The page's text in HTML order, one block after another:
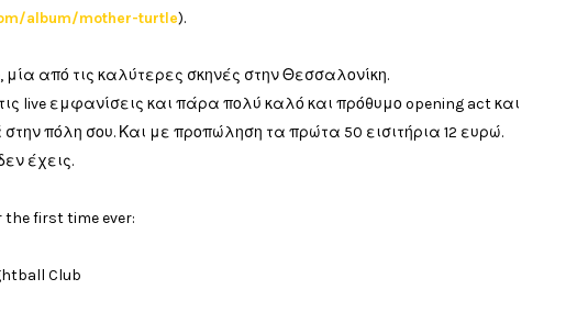
album/mother-turtle).
μία από τις καλύτερες σκηνές στην Θεσσαλονίκη.
live εμφανίσεις και πάρα πολύ καλό και πρόθυμο opening act και
πόλη σου. Και με προπώληση τα πρώτα 50 εισιτήρια 12 ευρώ.
έχεις.
the first time ever:
Club